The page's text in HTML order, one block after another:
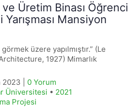
ve Üretim Binası Öğrenci
Mansiyon
üzere yapılmıştır.” (Le
1927) Mimarlık
2023 | 0 Yorum
Üniversitesi • 2021
Projesi